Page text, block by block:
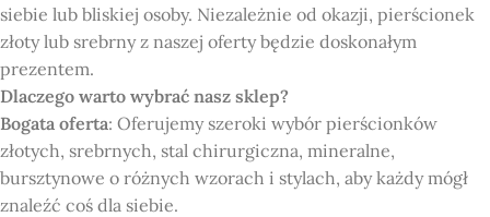
siebie lub bliskiej osoby. Niezależnie od okazji, pierścionek
złoty lub srebrny z naszej oferty będzie doskonałym
prezentem.
Dlaczego warto wybrać nasz sklep?
Bogata oferta: Oferujemy szeroki wybór pierścionków
złotych, srebrnych, stal chirurgiczna, mineralne,
bursztynowe o różnych wzorach i stylach, aby każdy mógł
znaleźć coś dla siebie.